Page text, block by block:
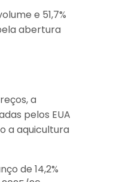
e 51,7%
abertura
a
pelos EUA
a aquicultura
de 14,2%